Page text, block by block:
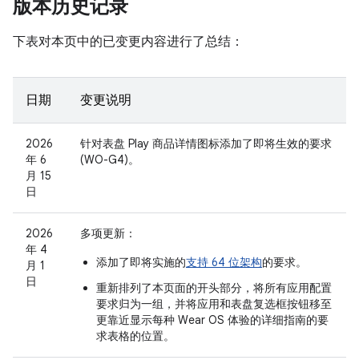
版本历史记录
下表对本页中的已变更内容进行了总结：
日期 变更说明
2026
年 6
月 15
日
针对表盘 Play 商品详情图标添加了即将生效的要求
(WO-G4)。
2026
年 4
月 1
日
多项更新：
添加了即将实施的支持 64 位架构的要求。
重新排列了本页面的开头部分，将所有应用配置
要求归为一组，并将应用和表盘复选框按钮移至
更靠近显示每种 Wear OS 体验的详细指南的要
求表格的位置。